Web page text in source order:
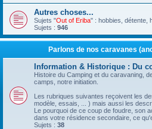
Autres choses...
Sujets "Out of Eriba" : hobbies, détente,
Sujets : 946
Parlons de nos caravanes
Information & Historique : Du
Histoire du Camping et du caravaning,
camps, notre initiation.
Les rubriques suivantes reçoivent les
modèle, essais, ... ) mais aussi les
Le pourquoi de ce coup de foudre, son
dans votre résidence secondaire, ce
Sujets : 38